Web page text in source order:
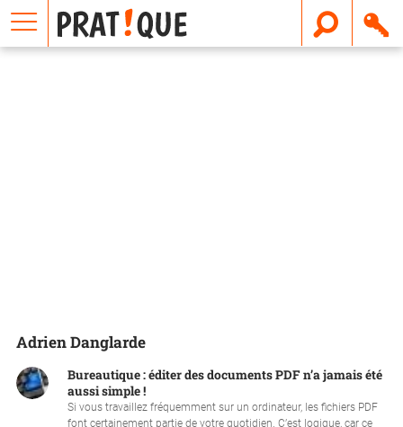
Adrien Danglarde
Bureautique : éditer des documents PDF n’a jamais été
aussi simple !
Si vous travaillez fréquemment sur un ordinateur, les fichiers PDF
font certainement partie de votre quotidien. C’est logique, car ce
E
m
a